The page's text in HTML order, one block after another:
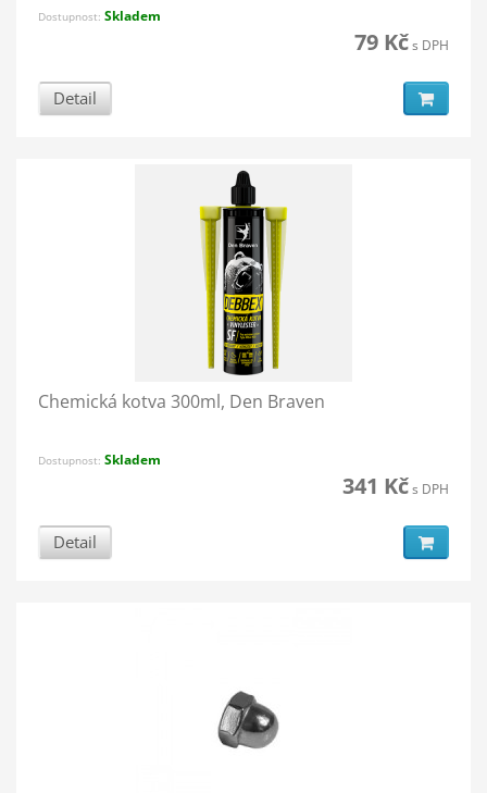
Dostupnost: Skladem
79 Kčs DPH
Detail
Chemická kotva 300ml, Den Braven
Dostupnost: Skladem
341 Kčs DPH
Detail